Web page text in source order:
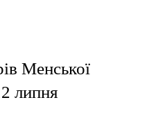
Менської
липня